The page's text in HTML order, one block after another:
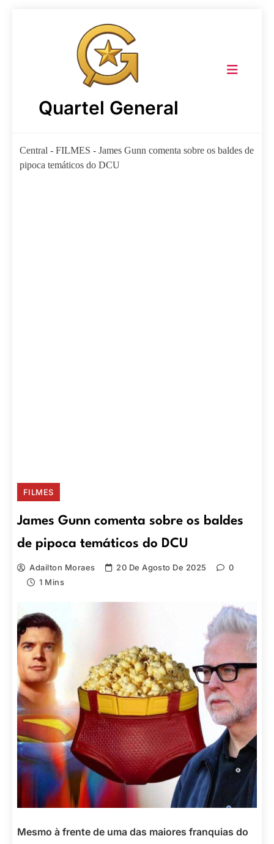
Quartel General
Central - FILMES - James Gunn comenta sobre os baldes de
pipoca temáticos do DCU
FILMES
James Gunn comenta sobre os baldes
de pipoca temáticos do DCU
Adailton Moraes 20 De Agosto De 2025
0
1 Mins
Mesmo à frente de uma das maiores franquias do